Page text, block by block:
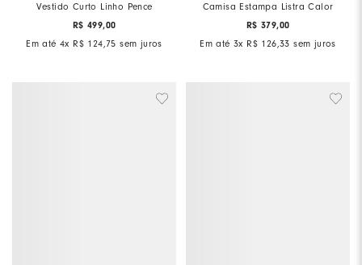
Vestido Curto Linho Pence
R$ 499,00
Em até 4x R$ 124,75 sem juros
Camisa Estampa Listra Calor
R$ 379,00
Em até 3x R$ 126,33 sem juros